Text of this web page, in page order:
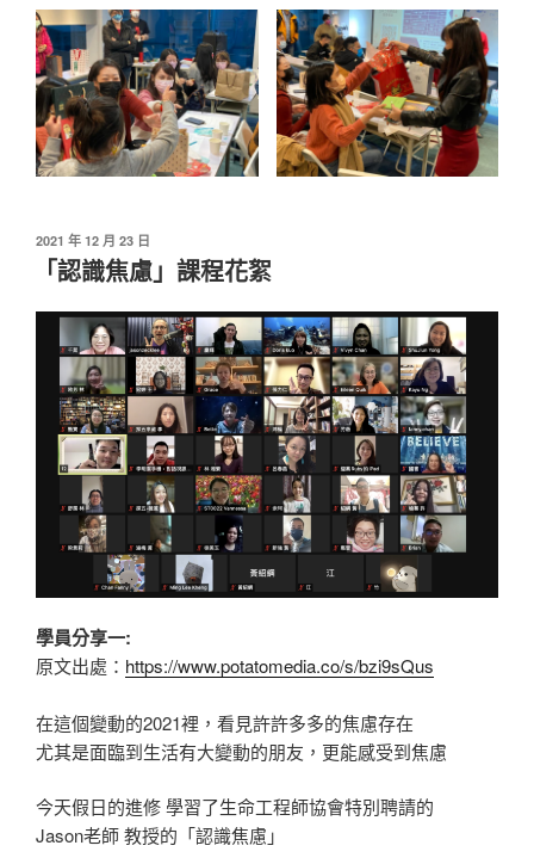
發
2021 年 12 月 23 日
「認識焦慮」課程花絮
學員分享一:
原文出處： https://www.potatomedia.co/s/bzi9sQus
在這個變動的2021裡，看見許許多多的焦慮存在
尤其是面臨到生活有大變動的朋友，更能感受到焦慮
今天假日的進修 學習了生命工程師協會特別聘請的
Jason老師 教授的「認識焦慮」